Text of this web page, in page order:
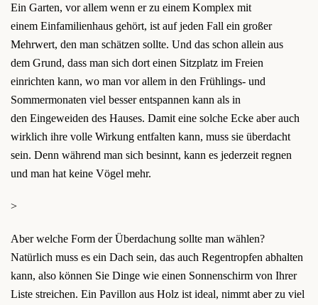
Ein Garten, vor allem wenn er zu einem Komplex mit
einem Einfamilienhaus gehört, ist auf jeden Fall ein großer
Mehrwert, den man schätzen sollte. Und das schon allein aus
dem Grund, dass man sich dort einen Sitzplatz im Freien
einrichten kann, wo man vor allem in den Frühlings- und
Sommermonaten viel besser entspannen kann als in
den Eingeweiden des Hauses. Damit eine solche Ecke aber auch
wirklich ihre volle Wirkung entfalten kann, muss sie überdacht
sein. Denn während man sich besinnt, kann es jederzeit regnen
und man hat keine Vögel mehr.
>
Aber welche Form der Überdachung sollte man wählen?
Natürlich muss es ein Dach sein, das auch Regentropfen abhalten
kann, also können Sie Dinge wie einen Sonnenschirm von Ihrer
Liste streichen. Ein Pavillon aus Holz ist ideal, nimmt aber zu viel